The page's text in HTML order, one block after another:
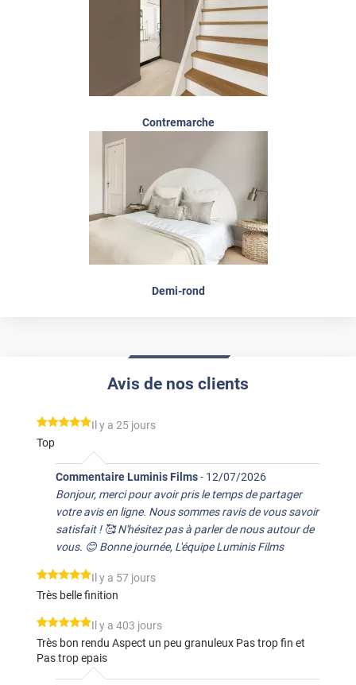
Contremarche
Demi-rond
Avis de nos clients
*****
Il y a 25 jours
Top
Commentaire Luminis Films- 12/07/2026
Bonjour, merci pour avoir pris le temps de partager
votre avis en ligne. Nous sommes ravis de vous savoir
satisfait ! 🥰 N'hésitez pas à parler de nous autour de
vous. 😊 Bonne journée, L'équipe Luminis Films
*****
Il y a 57 jours
Très belle finition
*****
Il y a 403 jours
Très bon rendu Aspect un peu granuleux Pas trop fin et
Pas trop epais